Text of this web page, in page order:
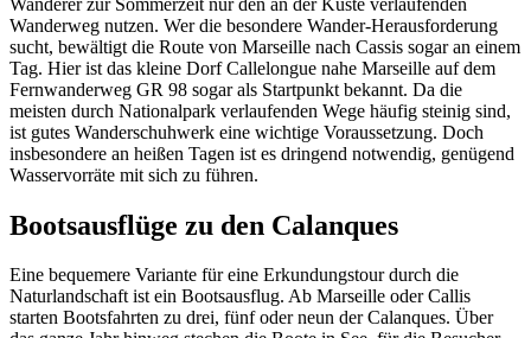
Wanderweg nutzen. Wer die besondere Wander-Herausforderung
sucht, bewältigt die Route von Marseille nach Cassis sogar an einem
Tag. Hier ist das kleine Dorf Callelongue nahe Marseille auf dem
Fernwanderweg GR 98 sogar als Startpunkt bekannt. Da die
meisten durch Nationalpark verlaufenden Wege häufig steinig sind,
ist gutes Wanderschuhwerk eine wichtige Voraussetzung. Doch
insbesondere an heißen Tagen ist es dringend notwendig, genügend
Wasservorräte mit sich zu führen.
Bootsausflüge zu den Calanques
Eine bequemere Variante für eine Erkundungstour durch die
Naturlandschaft ist ein Bootsausflug. Ab Marseille oder Callis
starten Bootsfahrten zu drei, fünf oder neun der Calanques. Über